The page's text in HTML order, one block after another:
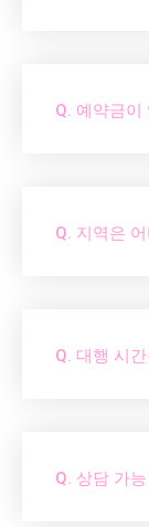
Q. 예약금이
Q. 지역은
Q. 대행 시
Q. 상담 가